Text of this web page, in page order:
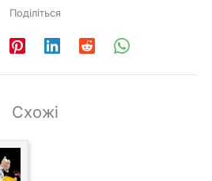
Поділіться
Схожі